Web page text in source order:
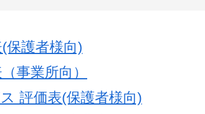
保護者様向)
事業所向）
評価表(保護者様向)